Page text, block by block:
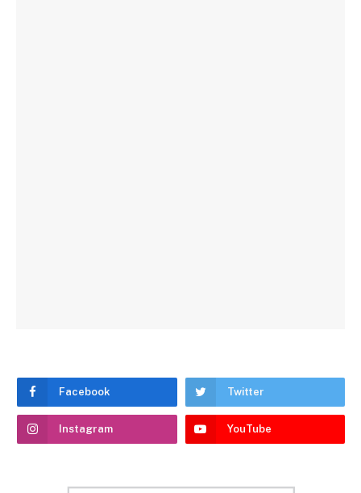
Facebook Twitter
Instagram YouTube